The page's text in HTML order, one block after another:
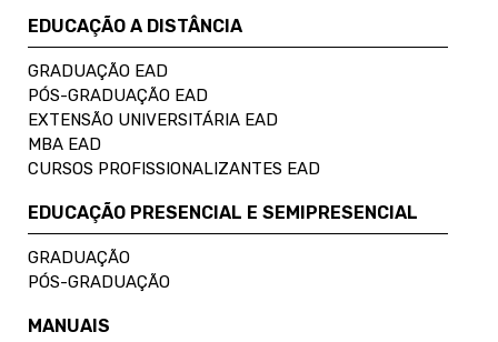
EDUCAÇÃO A DISTÂNCIA
GRADUAÇÃO EAD
PÓS-GRADUAÇÃO EAD
EXTENSÃO UNIVERSITÁRIA EAD
MBA EAD
CURSOS PROFISSIONALIZANTES EAD
EDUCAÇÃO PRESENCIAL E SEMIPRESENCIAL
GRADUAÇÃO
PÓS-GRADUAÇÃO
MANUAIS